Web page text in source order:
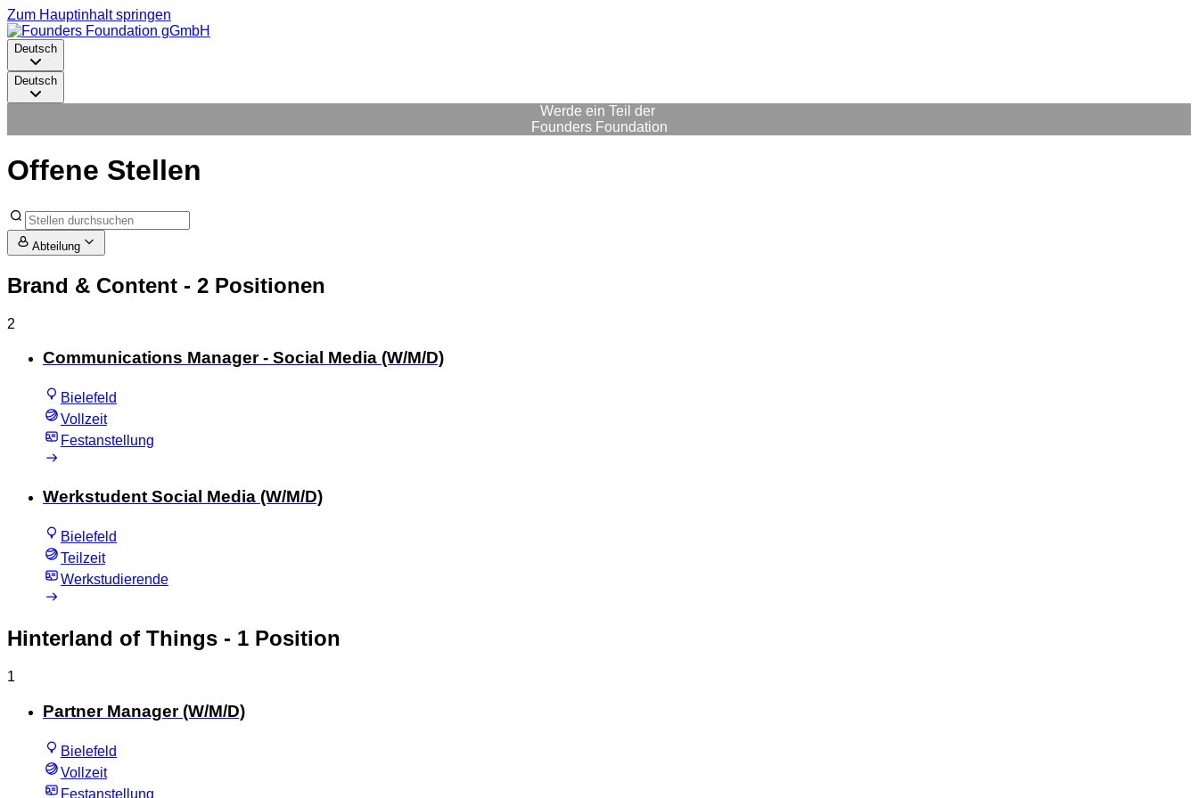
Zum Hauptinhalt springen
Deutsch
Deutsch
Werde ein Teil der
Founders Foundation
Offene Stellen
Abteilung
Brand & Content - 2 Positionen
2
Communications Manager - Social Media (W/M/D)
Bielefeld
Vollzeit
Festanstellung
Werkstudent Social Media (W/M/D)
Bielefeld
Teilzeit
Werkstudierende
Hinterland of Things - 1 Position
1
Partner Manager (W/M/D)
Bielefeld
Vollzeit
Festanstellung